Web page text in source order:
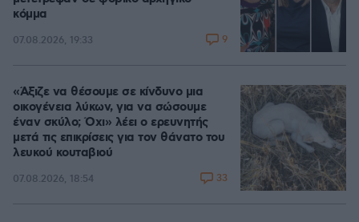
κόμμα
07.08.2026, 19:33 9
«Άξιζε να θέσουμε σε κίνδυνο μια
οικογένεια λύκων, για να σώσουμε
έναν σκύλο; Όχι» λέει ο ερευνητής
μετά τις επικρίσεις για τον θάνατο του
λευκού κουταβιού
07.08.2026, 18:54 33